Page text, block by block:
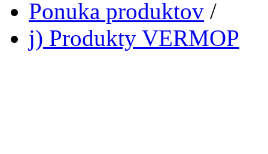
Ponuka produktov /
j) Produkty VERMOP